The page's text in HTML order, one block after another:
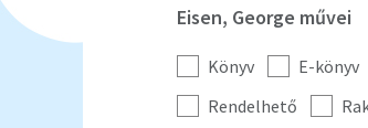
Eisen, George művei
Kategória
szűrés
Könyv E-könyv
További
szűrők
Rendelhető